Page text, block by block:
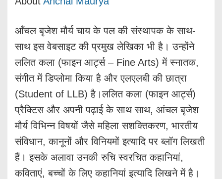
आँचल बृजेश मौर्य चाय के पल की संस्थापक के साथ-
साथ इस वेबसाइट की प्रमुख लेखिका भी है। उन्होंने
ललित कला (फाइन आर्ट्स – Fine Arts) में स्नातक,
संगीत में डिप्लोमा किया है और एलएलबी की छात्रा
(Student of LLB) है।ललित कला (फाइन आर्ट्स)
प्रैक्टिस और अपनी पढ़ाई के साथ साथ, आंचल बृजेश
मौर्य विभिन्न विषयों जैसे महिला सशक्तिकरण, भारतीय
संविधान, कानूनों और विनियमों इत्यादि पर ब्लॉग लिखती
हैं। इसके अलावा उनकी रुचि स्वरचित कहानियां,
कविताएं, बच्चों के लिए कहानियां इत्यादि लिखने में है।